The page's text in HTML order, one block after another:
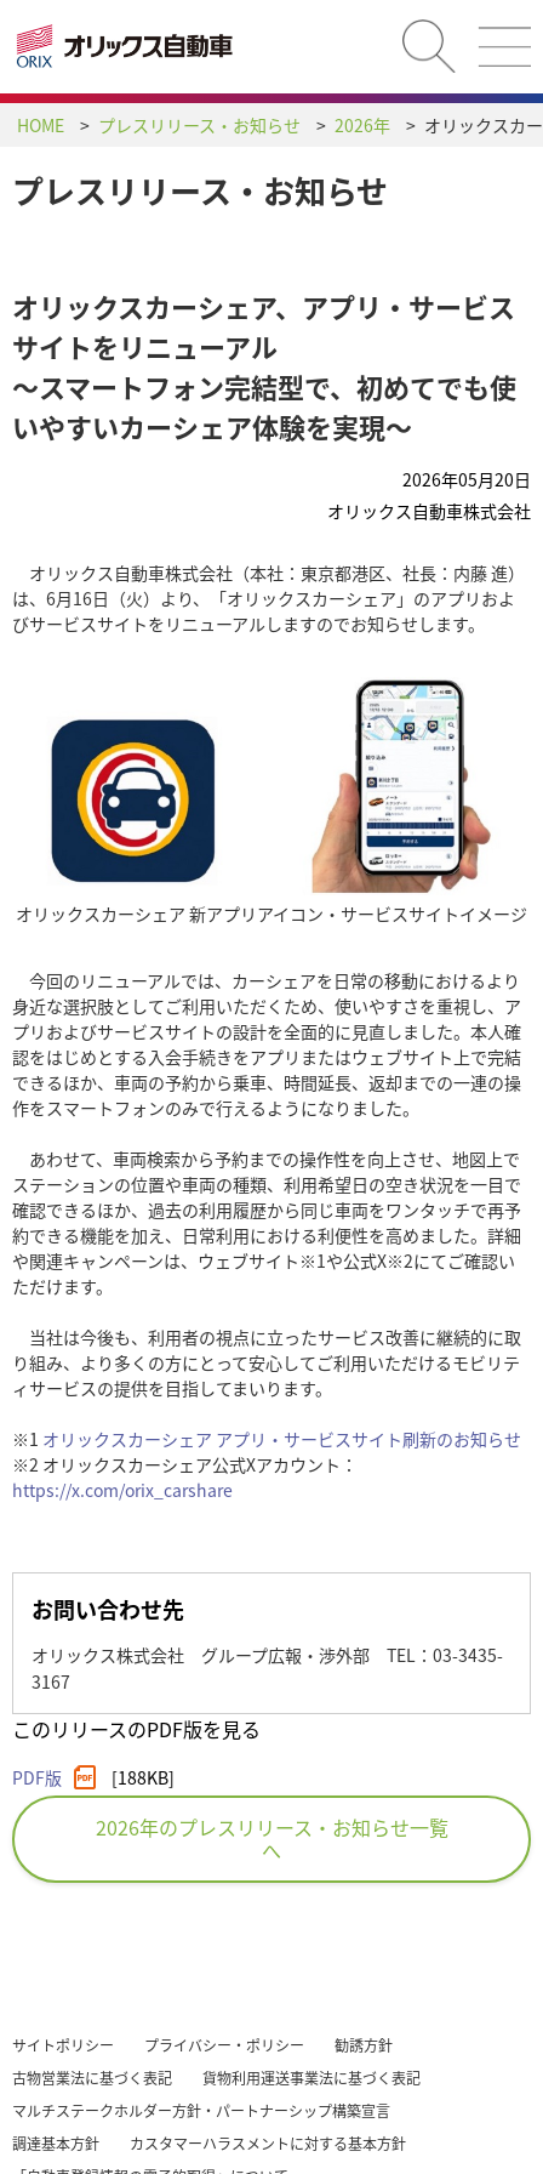
HOME プレスリリース・お知らせ 2026年
プレスリリース・お知らせ
オリックスカーシェア、アプリ・サービス
サイトをリニューアル
～スマートフォン完結型で、初めてでも使
いやすいカーシェア体験を実現～
2026年05月20日
オリックス自動車株式会社
オリックス自動車株式会社（本社：東京都港区、社長：内藤 進）
は、6月16日（火）より、「オリックスカーシェア」のアプリおよ
びサービスサイトをリニューアルしますのでお知らせします。
オリックスカーシェア 新アプリアイコン・サービスサイトイメージ
今回のリニューアルでは、カーシェアを日常の移動におけるより
身近な選択肢としてご利用いただくため、使いやすさを重視し、ア
プリおよびサービスサイトの設計を全面的に見直しました。本人確
認をはじめとする入会手続きをアプリまたはウェブサイト上で完結
できるほか、車両の予約から乗車、時間延長、返却までの一連の操
作をスマートフォンのみで行えるようになりました。
あわせて、車両検索から予約までの操作性を向上させ、地図上で
ステーションの位置や車両の種類、利用希望日の空き状況を一目で
確認できるほか、過去の利用履歴から同じ車両をワンタッチで再予
約できる機能を加え、日常利用における利便性を高めました。詳細
や関連キャンペーンは、ウェブサイト※1や公式X※2にてご確認い
ただけます。
当社は今後も、利用者の視点に立ったサービス改善に継続的に取
り組み、より多くの方にとって安心してご利用いただけるモビリテ
ィサービスの提供を目指してまいります。
※1 オリックスカーシェア アプリ・サービスサイト刷新のお知らせ
※2 オリックスカーシェア公式Xアカウント：
https://x.com/orix_carshare
お問い合わせ先
オリックス株式会社 グループ広報・渉外部 TEL：03-3435-
3167
このリリースのPDF版を見る
PDF版 [188KB]
2026年のプレスリリース・お知らせ一覧
へ
サイトポリシー プライバシー・ポリシー
勧誘方針
古物営業法に基づく表記
貨物利用運送事業法に基づく表記
マルチステークホルダー方針・パートナーシップ構築宣言
調達基本方針
カスタマーハラスメントに対する基本方針